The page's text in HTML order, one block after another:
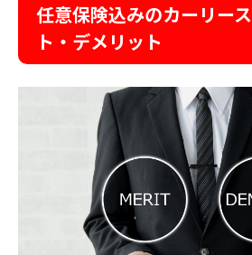
任意保険込みのカーリース
ト・デメリット